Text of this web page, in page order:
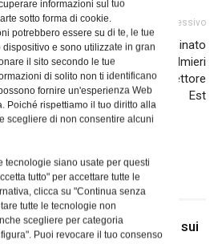
informazioni sul tuo
sotto forma di cookie.
potrebbero essere su di te, le tue
e sono utilizzate in gran
il sito secondo le tue
di solito non ti identificano
fornire un'esperienza Web
Poiché rispettiamo il tuo diritto alla
scegliere di non consentire alcuni
tecnologie siano usate per questi
tutto" per accettare tutte le
clicca su "Continua senza
tutte le tecnologie non
scegliere per categoria
Puoi revocare il tuo consenso
Articolo successivo
Papa Francesco ha nominato
don Gianpiero Palmieri
vescovo ausiliare per il settore
Est
Carlo al Corso mostra di Mcl sui